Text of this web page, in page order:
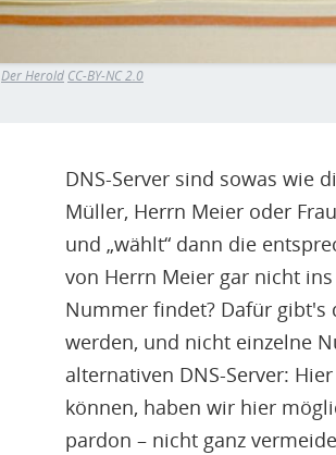
Der Herold CC-BY-NC 2.0
DNS-Server sind sowas wie
Müller, Herrn Meier oder
und „wählt“ dann die
von Herrn Meier gar nicht
Nummer findet? Dafür gibt's
werden, und nicht einzelne
alternativen DNS-Server:
können, haben wir hier
pardon – nicht ganz